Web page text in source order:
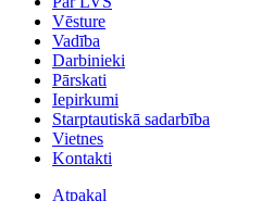
Vēsture
Vadība
Darbinieki
Pārskati
Iepirkumi
Starptautiskā sadarbība
Vietnes
Kontakti
Atpakaļ